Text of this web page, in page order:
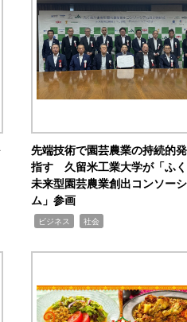
先端技術で園芸農業の持続的
指す 久留米工業大学が「ふ
未来型園芸農業創出コンソー
ム」参画
ビジネス 社会